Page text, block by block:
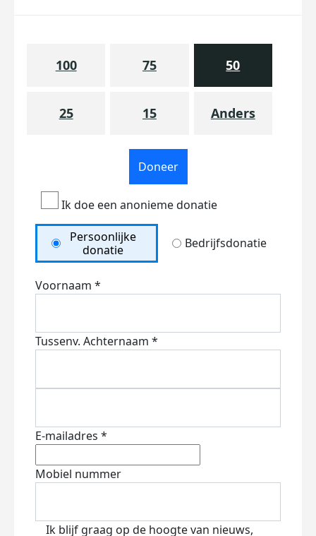
100 75 50
25 15 Anders
Doneer
Ik doe een anonieme donatie
Persoonlijke
donatie
Bedrijfsdonatie
Voornaam *
Tussenv. Achternaam *
E-mailadres *
Mobiel nummer
Ik blijf graag op de hoogte van nieuws,